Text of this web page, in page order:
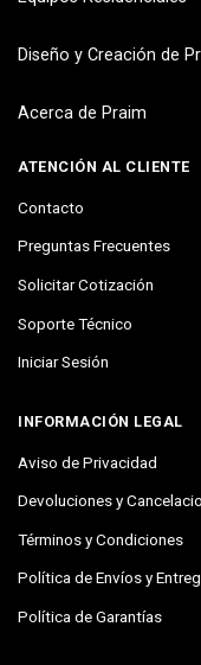
Diseño y Creación de
Acerca de Praim
ATENCIÓN AL CLIENTE
Contacto
Preguntas Frecuentes
Solicitar Cotización
Soporte Técnico
Iniciar Sesión
INFORMACIÓN LEGAL
Aviso de Privacidad
Devoluciones y
Términos y Condiciones
Política de Envíos y
Política de Garantías